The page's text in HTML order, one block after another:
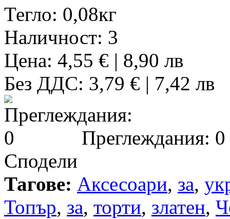
Тегло: 0,08кг
Наличност: 3
Цена: 4,55 € | 8,90 лв
Без ДДС: 3,79 € | 7,42 лв
Преглеждания: 0
Сподели
Тагове: Аксесоари, за,
Топър, за, торти, златен,